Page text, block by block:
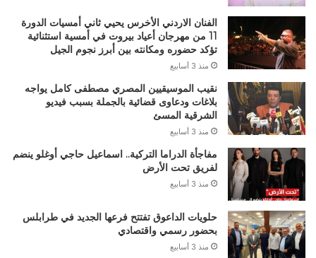
الفنان الاردني الأخرس يحيي ثاني أمسيات الدورة
11 من مهرجان أعياد بيروت في أمسية استثنائية
تؤكد حضوره ومكانته بين أبرز نجوم الجيل
منذ 3 أسابيع
نقيب الموسيقيين المصري مصطفى كامل يواجه
بلاغات ودعاوى قضائية بالجملة بسبب فيديو
الشرقية المسئ
منذ 3 أسابيع
مفاجأة الدراما التركية.. اسماعيل حاجي أوغلو ينضم
لفريق تحت الأرض
منذ 3 أسابيع
حلويات الداعوق تفتتح فرعها الجديد في طرابلس
بحضور رسمي واقتصادي
منذ 3 أسابيع